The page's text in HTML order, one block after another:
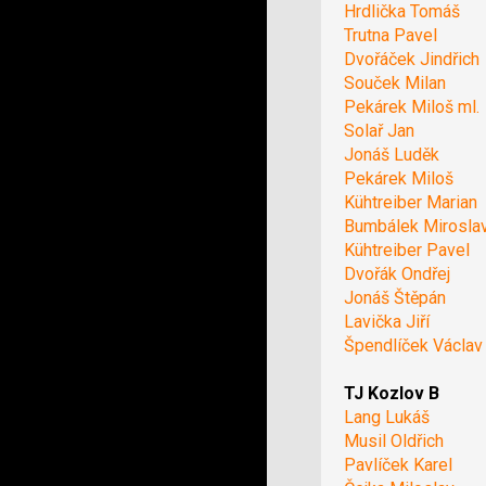
Hrdlička Tomáš
Trutna Pavel
Dvořáček Jindřich
Souček Milan
Pekárek Miloš ml.
Solař Jan
Jonáš Luděk
Pekárek Miloš
Kühtreiber Marian
Bumbálek
Kühtreiber Pavel
Dvořák Ondřej
Jonáš Štěpán
Lavička Jiří
Špendlíček Václav
TJ Kozlov B
Lang Lukáš
Musil Oldřich
Pavlíček Karel